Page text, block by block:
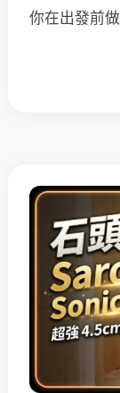
你在出發前